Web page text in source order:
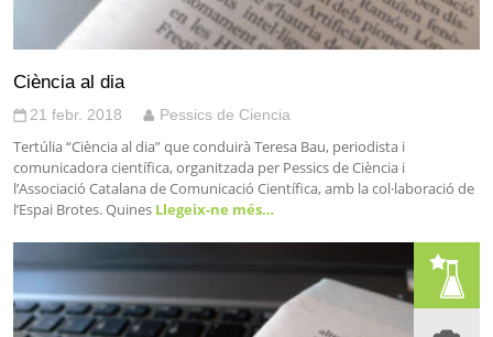
Ciència al dia
21 febr. 2018 Pessics de Ciencia
Tertúlia “Ciència al dia” que conduirà Teresa Bau, periodista i
comunicadora científica, organitzada per Pessics de Ciència i
l’Associació Catalana de Comunicació Científica, amb la col·laboració de
l’Espai Brotes. Quines Llegeix-ne més…